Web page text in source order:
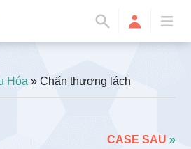
Hóa » Chấn thương lách
CASE SAU »